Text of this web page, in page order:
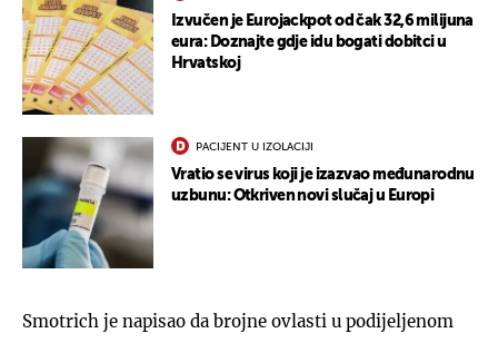
Izvučen je Eurojackpot od čak 32,6 milijuna
eura: Doznajte gdje idu bogati dobitci u
Hrvatskoj
PACIJENT U IZOLACIJI
Vratio se virus koji je izazvao međunarodnu
uzbunu: Otkriven novi slučaj u Europi
Smotrich je napisao da brojne ovlasti u podijeljenom